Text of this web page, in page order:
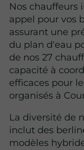
Nos chauffeurs
appel pour vos
assurant une
du plan d'eau
de nos 27
capacité à
efficaces pour
organisés à
La diversité de
inclut des
modèles